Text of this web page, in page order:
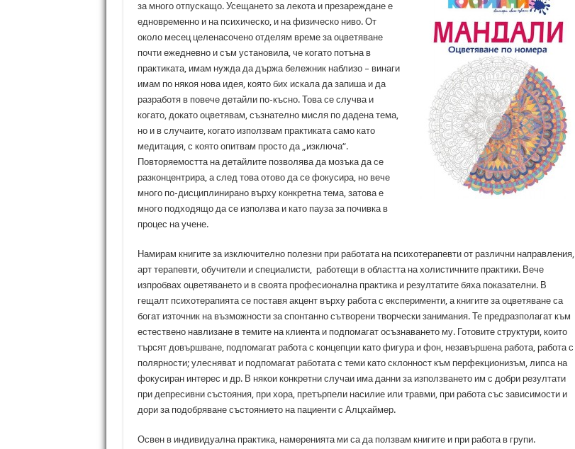
за много отпускащо. Усещането за лекота и презареждане е
едновременно и на психическо, и на физическо ниво. От
около месец целенасочено отделям време за оцветяване
почти ежедневно и съм установила, че когато потъна в
практиката, имам нужда да държа бележник наблизо – винаги
имам по някоя нова идея, която бих искала да запиша и да
разработя в повече детайли по-късно. Това се случва и
когато, докато оцветявам, съзнателно мисля по дадена тема,
но и в случаите, когато използвам практиката само като
медитация, с която опитвам просто да „изключа“.
Повторяемостта на детайлите позволява да мозъка да се
разконцентрира, а след това отово да се фокусира, но вече
много по-дисциплинирано върху конкретна тема, затова е
много подходящо да се използва и като пауза за почивка в
процес на учене.
Намирам книгите за изключително полезни при работата на психотерапевти от различни направления,
арт терапевти, обучители и специалисти, работещи в областта на холистичните практики. Вече
изпробвах оцветяването и в своята професионална практика и резултатите бяха показателни. В
гещалт психотерапията се поставя акцент върху работа с експерименти, а книгите за оцветяване са
богат източник на възможности за спонтанно сътворени творчески занимания. Те предразполагат към
естествено навлизане в темите на клиента и подпомагат осъзнаването му. Готовите структури, които
търсят довършване, подпомагат работа с концепции като фигура и фон, незавършена работа, работа с
полярности; улесняват и подпомагат работата с теми като склонност към перфекционизъм, липса на
фокусиран интерес и др. В някои конкретни случаи има данни за използването им с добри резултати
при депресивни състояния, при хора, претърпели насилие или травми, при работа със зависимости и
дори за подобряване състоянието на пациенти с Алцхаймер.
Освен в индивидуална практика, намеренията ми са да ползвам книгите и при работа в групи.